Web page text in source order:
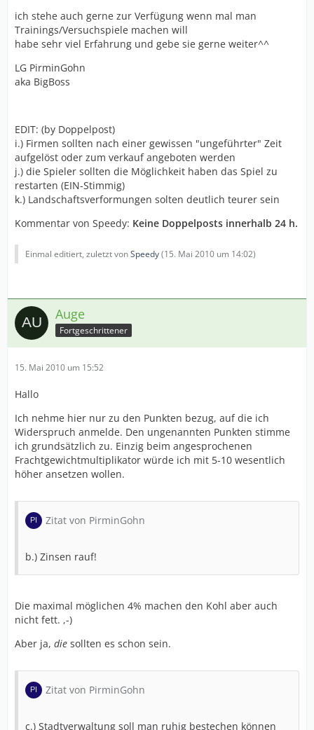
ich stehe auch gerne zur Verfügung wenn mal man
Trainings/Versuchspiele machen will
habe sehr viel Erfahrung und gebe sie gerne weiter^^
LG PirminGohn
aka BigBoss
EDIT: (by Doppelpost)
i.) Firmen sollten nach einer gewissen "ungeführter" Zeit
aufgelöst oder zum verkauf angeboten werden
j.) die Spieler sollten die Möglichkeit haben das Spiel zu
restarten (EIN-Stimmig)
k.) Landschaftsverformungen solten deutlich teurer sein
Kommentar von Speedy: Keine Doppelposts innerhalb 24 h.
Einmal editiert, zuletzt vonSpeedy(15. Mai 2010 um 14:02)
Auge
Fortgeschrittener
15. Mai 2010 um 15:52
Hallo
Ich nehme hier nur zu den Punkten bezug, auf die ich
Widerspruch anmelde. Den ungenannten Punkten stimme
ich grundsätzlich zu. Einzig beim angesprochenen
Frachtgewichtmultiplikator würde ich mit 5-10 wesentlich
höher ansetzen wollen.
Zitat von PirminGohn
b.) Zinsen rauf!
Die maximal möglichen 4% machen den Kohl aber auch
nicht fett. ,-)
Aber ja, die sollten es schon sein.
Zitat von PirminGohn
c.) Stadtverwaltung soll man ruhig bestechen können